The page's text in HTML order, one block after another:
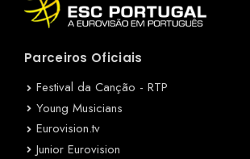
Parceiros Oficiais
Festival da Canção - RTP
Young Musicians
Eurovision.tv
Junior Eurovision